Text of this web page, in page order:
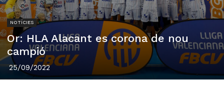
NOTÍCIES
Or: HLA Alacant es corona de nou
campió
25/09/2022